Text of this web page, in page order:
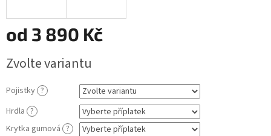
od 3 890 Kč
cena:
Zvolte variantu
Pojistky ?
Hrdla ?
Krytka gumová ?